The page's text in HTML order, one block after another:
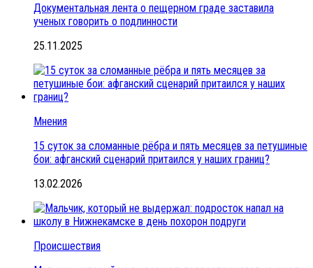
Документальная лента о пещерном граде заставила
ученых говорить о подлинности
25.11.2025
Мнения
15 суток за сломанные рёбра и пять месяцев за петушиные
бои: афганский сценарий притаился у наших границ?
13.02.2026
Происшествия